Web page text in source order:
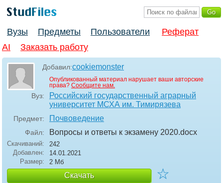
Вузы Предметы Пользователи
Реферат
AI
Заказать работу
Добавил:cookiemonster
Опубликованный материал нарушает ваши авторские
права? Сообщите нам.
Вуз:
Российский государственный аграрный
университет МСХА им. Тимирязева
Предмет: Почвоведение
Файл: Вопросы и ответы к экзамену 2020.docx
Скачиваний:
242
Добавлен:
14.01.2021
Размер:
2 Мб
Скачать ☆